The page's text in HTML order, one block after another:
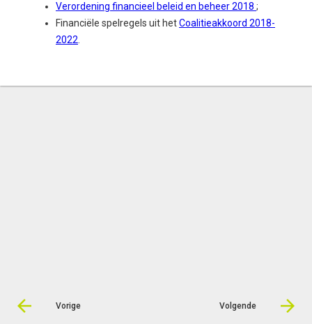
Verordening financieel beleid en beheer 2018 ;
Financiële spelregels uit hetCoalitieakkoord 2018-
2022
Vorige Volgende